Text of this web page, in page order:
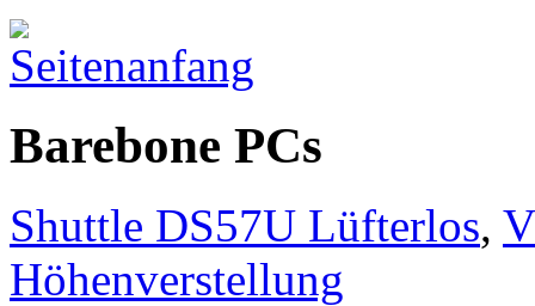
Barebone PCs
Shuttle DS57U Lüfterlos,
Höhenverstellung